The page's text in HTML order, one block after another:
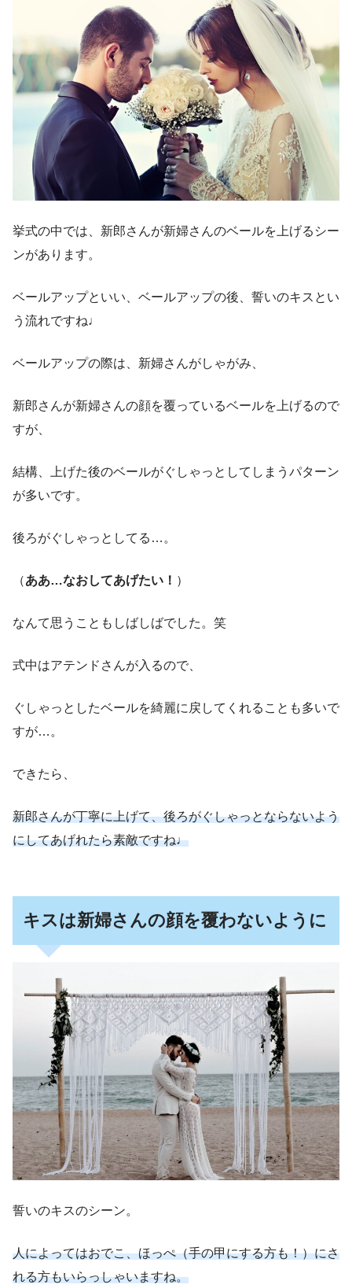
挙式の中では、新郎さんが新婦さんのベールを上げるシー
ンがあります。
ベールアップといい、ベールアップの後、誓いのキスとい
う流れですね♩
ベールアップの際は、新婦さんがしゃがみ、
新郎さんが新婦さんの顔を覆っているベールを上げるので
すが、
結構、上げた後のベールがぐしゃっとしてしまうパターン
が多いです。
後ろがぐしゃっとしてる…。
（ああ…なおしてあげたい！ ）
なんて思うこともしばしばでした。笑
式中はアテンドさんが入るので、
ぐしゃっとしたベールを綺麗に戻してくれることも多いで
すが…。
できたら、
新郎さんが丁寧に上げて、後ろがぐしゃっとならないよう
にしてあげれたら素敵ですね♩
キスは新婦さんの顔を覆わないように
誓いのキスのシーン。
人によってはおでこ、ほっぺ（手の甲にする方も！）にさ
れる方もいらっしゃいますね。